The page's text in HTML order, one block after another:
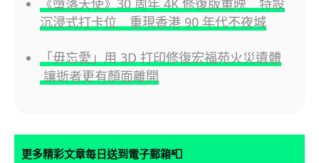
沉浸式打卡位 重現香港 90 年代不夜城
「毋忘愛」用 3D 打印修復宏福苑火災遺體
讓逝者更有顏面離開
更多精彩文章每日送到電子郵箱📮